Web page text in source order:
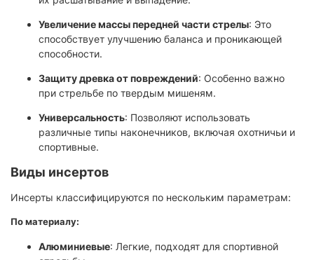
Увеличение массы передней части стрелы: Это
способствует улучшению баланса и проникающей
способности.
Защиту древка от повреждений: Особенно важно
при стрельбе по твердым мишеням.
Универсальность: Позволяют использовать
различные типы наконечников, включая охотничьи и
спортивные.
Виды инсертов
Инсерты классифицируются по нескольким параметрам:
По материалу:
Алюминиевые: Легкие, подходят для спортивной